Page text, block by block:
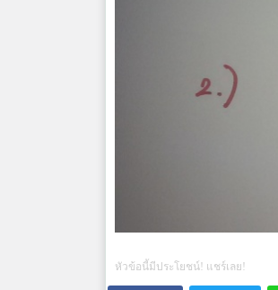
หัวข้อนี้มีประโยชน์! แชร์เลย!